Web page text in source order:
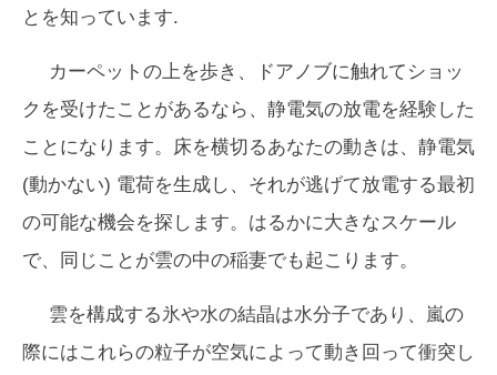
とを知っています.
カーペットの上を歩き、ドアノブに触れてショッ
クを受けたことがあるなら、静電気の放電を経験した
ことになります。床を横切るあなたの動きは、静電気
(動かない) 電荷を生成し、それが逃げて放電する最初
の可能な機会を探します。はるかに大きなスケール
で、同じことが雲の中の稲妻でも起こります。
雲を構成する氷や水の結晶は水分子であり、嵐の
際にはこれらの粒子が空気によって動き回って衝突し